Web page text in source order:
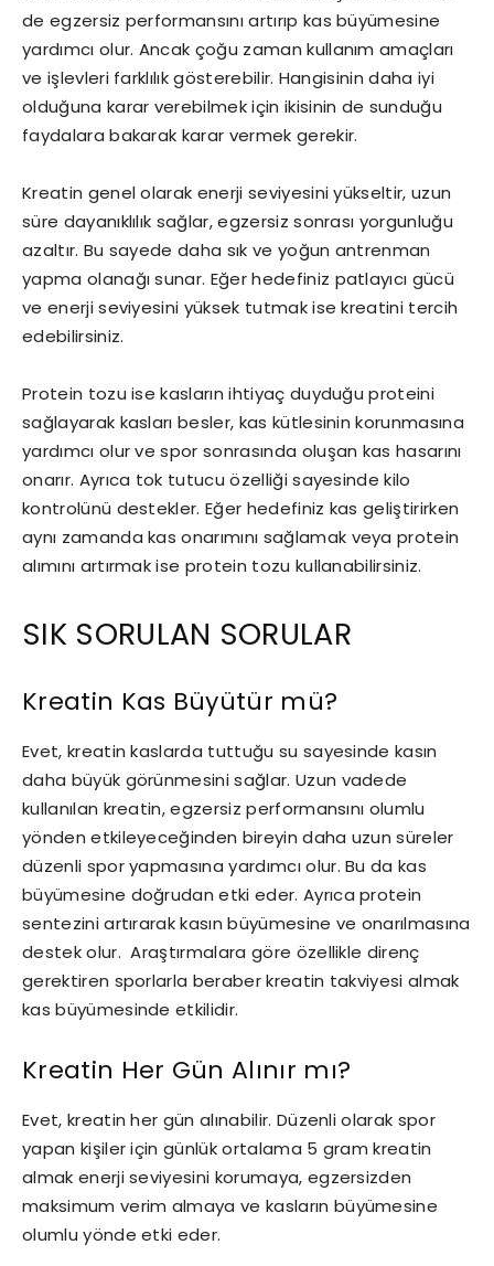
de egzersiz performansını artırıp kas büyümesine
yardımcı olur. Ancak çoğu zaman kullanım amaçları
ve işlevleri farklılık gösterebilir. Hangisinin daha iyi
olduğuna karar verebilmek için ikisinin de sunduğu
faydalara bakarak karar vermek gerekir.
Kreatin genel olarak enerji seviyesini yükseltir, uzun
süre dayanıklılık sağlar, egzersiz sonrası yorgunluğu
azaltır. Bu sayede daha sık ve yoğun antrenman
yapma olanağı sunar. Eğer hedefiniz patlayıcı gücü
ve enerji seviyesini yüksek tutmak ise kreatini tercih
edebilirsiniz.
Protein tozu ise kasların ihtiyaç duyduğu proteini
sağlayarak kasları besler, kas kütlesinin korunmasına
yardımcı olur ve spor sonrasında oluşan kas hasarını
onarır. Ayrıca tok tutucu özelliği sayesinde kilo
kontrolünü destekler. Eğer hedefiniz kas geliştirirken
aynı zamanda kas onarımını sağlamak veya protein
alımını artırmak ise protein tozu kullanabilirsiniz.
SIK SORULAN SORULAR
Kreatin Kas Büyütür mü?
Evet, kreatin kaslarda tuttuğu su sayesinde kasın
daha büyük görünmesini sağlar. Uzun vadede
kullanılan kreatin, egzersiz performansını olumlu
yönden etkileyeceğinden bireyin daha uzun süreler
düzenli spor yapmasına yardımcı olur. Bu da kas
büyümesine doğrudan etki eder. Ayrıca protein
sentezini artırarak kasın büyümesine ve onarılmasına
destek olur. Araştırmalara göre özellikle direnç
gerektiren sporlarla beraber kreatin takviyesi almak
kas büyümesinde etkilidir.
Kreatin Her Gün Alınır mı?
Evet, kreatin her gün alınabilir. Düzenli olarak spor
yapan kişiler için günlük ortalama 5 gram kreatin
almak enerji seviyesini korumaya, egzersizden
maksimum verim almaya ve kasların büyümesine
olumlu yönde etki eder.